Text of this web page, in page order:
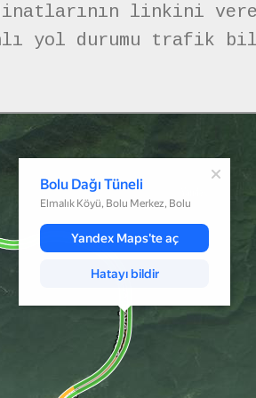
linkini
yol durumu trafik